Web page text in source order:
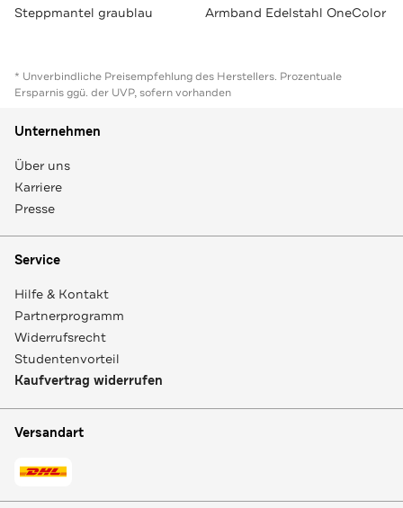
Steppmantel graublau Armband Edelstahl OneColor
* Unverbindliche Preisempfehlung des Herstellers. Prozentuale
Ersparnis ggü. der UVP, sofern vorhanden
Unternehmen
Über uns
Karriere
Presse
Service
Hilfe & Kontakt
Partnerprogramm
Widerrufsrecht
Studentenvorteil
Kaufvertrag widerrufen
Versandart